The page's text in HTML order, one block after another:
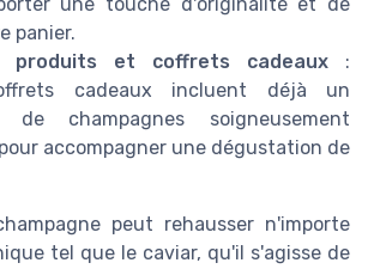
panier.
produits et coffrets cadeaux :
cadeaux incluent déjà un
de champagnes soigneusement
accompagner une dégustation de
peut rehausser n'importe
tel que le caviar, qu'il s'agisse de